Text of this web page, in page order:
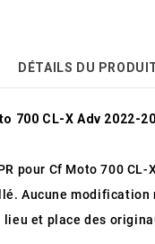
DÉTAILS DU
700 CL-X Adv 2022-
pour Cf Moto 700 CL-
Aucune modification
et place des